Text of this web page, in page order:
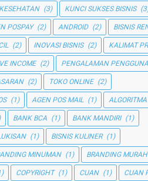
KESEHATAN (3) KUNCI SUKSES BISNIS
POSPAY (2) ANDROID (2) BISNIS
(2) INOVASI BISNIS (2) KALIMAT
INCOME (2) PENGALAMAN PENGGUNA
(2) TOKO ONLINE (2)
(1) AGEN POS MAIL (1) ALGORITMA
BANK BCA (1) BANK MANDIRI (1)
(1) BISNIS KULINER (1)
MINUMAN (1) BRANDING MURAH
COPYRIGHT (1) CUAN (1) CUAN